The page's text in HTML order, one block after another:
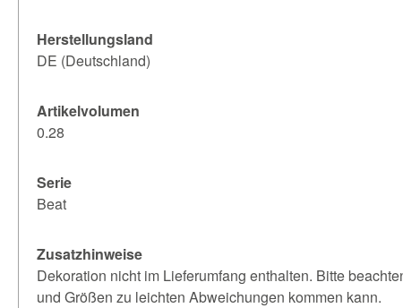
Herstellungsland
DE (Deutschland)
Artikelvolumen
0.28
Serie
Beat
Zusatzhinweise
Dekoration nicht im Lieferumfang enthalten. Bitte
und Größen zu leichten Abweichungen kommen kann.